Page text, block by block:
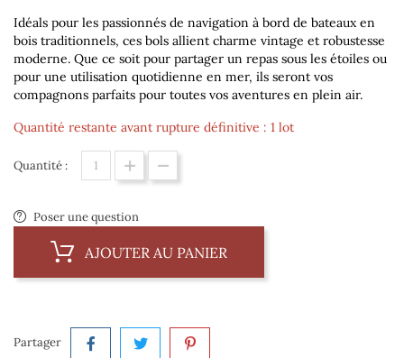
Idéals pour les passionnés de navigation à bord de bateaux en
bois traditionnels, ces bols allient charme vintage et robustesse
moderne. Que ce soit pour partager un repas sous les étoiles ou
pour une utilisation quotidienne en mer, ils seront vos
compagnons parfaits pour toutes vos aventures en plein air.
Quantité restante avant rupture définitive : 1 lot
Quantité :
Poser une question
AJOUTER AU PANIER
Partager